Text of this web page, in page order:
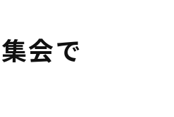
会で